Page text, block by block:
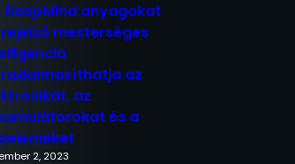
DeepMind anyagokat
mesterséges
az
az
és a
2, 2023